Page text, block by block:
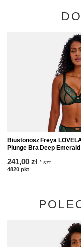
Biustonosz Freya
Plunge Bra Deep Emerald
241,00 zł / szt.
4820 pkt